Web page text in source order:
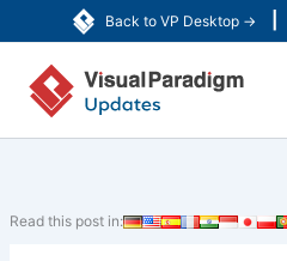
Back to VP Desktop →
至
Read this post in: